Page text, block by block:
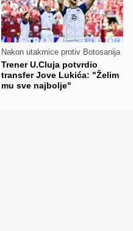
Nakon utakmice protiv Botosanija
Trener U.Cluja potvrdio
transfer Jove Lukića: "Želim
mu sve najbolje"